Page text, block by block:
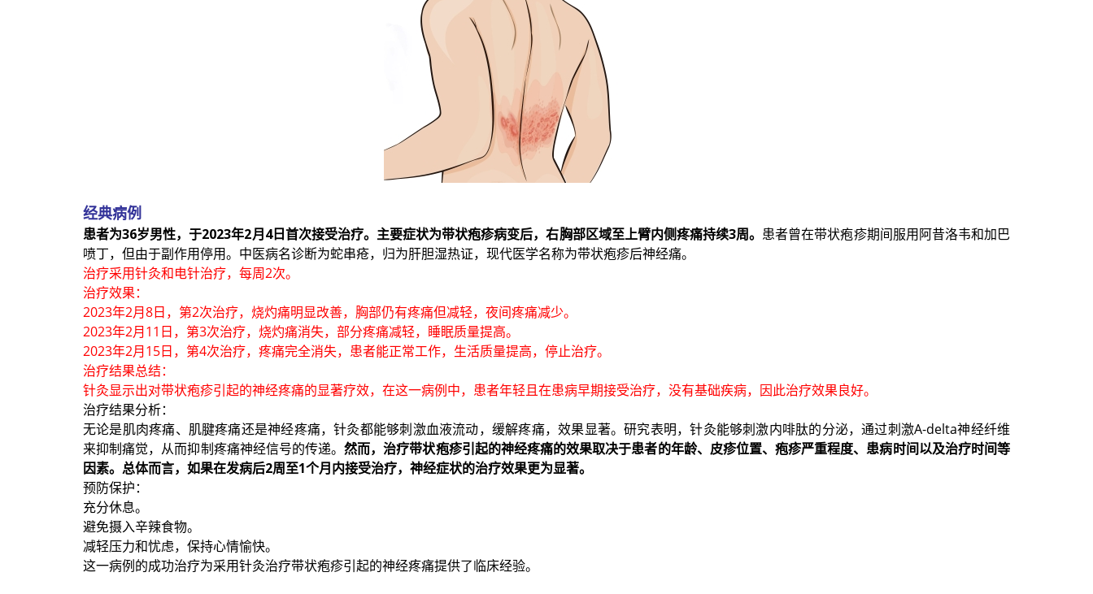
经典病例
患者为36岁男性，于2023年2月4日首次接受治疗。主要症状为带状疱疹病变后，右胸部区域至上臂内侧疼痛持续3周。 患者曾在带状疱疹期间服用阿昔洛韦和加巴
喷丁，但由于副作用停用。中医病名诊断为蛇串疮，归为肝胆湿热证，现代医学名称为带状疱疹后神经痛。
治疗采用针灸和电针治疗，每周2次。
治疗效果：
2023年2月8日，第2次治疗，烧灼痛明显改善，胸部仍有疼痛但减轻，夜间疼痛减少。
2023年2月11日，第3次治疗，烧灼痛消失，部分疼痛减轻，睡眠质量提高。
2023年2月15日，第4次治疗，疼痛完全消失，患者能正常工作，生活质量提高，停止治疗。
治疗结果总结：
针灸显示出对带状疱疹引起的神经疼痛的显著疗效，在这一病例中，患者年轻且在患病早期接受治疗，没有基础疾病，因此治疗效果良好。
治疗结果分析：
无论是肌肉疼痛、肌腱疼痛还是神经疼痛，针灸都能够刺激血液流动，缓解疼痛，效果显著。研究表明，针灸能够刺激内啡肽的分泌，通过刺激A-delta神经纤维
来抑制痛觉，从而抑制疼痛神经信号的传递。然而，治疗带状疱疹引起的神经疼痛的效果取决于患者的年龄、皮疹位置、疱疹严重程度、患病时间以及治疗时间等
因素。总体而言，如果在发病后2周至1个月内接受治疗，神经症状的治疗效果更为显著。
预防保护：
充分休息。
避免摄入辛辣食物。
减轻压力和忧虑，保持心情愉快。
这一病例的成功治疗为采用针灸治疗带状疱疹引起的神经疼痛提供了临床经验。